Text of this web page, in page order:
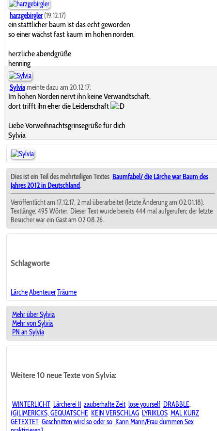
harzgebirgler(19.12.17)
ein stattlicher baum ist das echt geworden
so einer wächst fast kaum im hohen norden.
herzliche abendgrüße
henning
Sylviameinte dazu am 20.12.17:
Im hohen Norden nervt ihn keine Verwandtschaft,
dort trifft ihn eher die Leidenschaft
Liebe Vorweihnachtsgrinsegrüße für dich
Sylvia
Dies ist ein Teil des mehrteiligen Textes Baumfabel/ die Lärche war Baum des
Jahres 2012 in Deutschland.
Veröffentlicht am 17.12.17, 2 mal überarbeitet (letzte Änderung am 02.01.18).
Textlänge: 495 Wörter. Dieser Text wurde bereits 444 mal aufgerufen; der letzte
Besucher war ein Gast am 02.08.26.
Schlagworte
LärcheAbenteuerTräume
Mehr über Sylvia
Mehr von Sylvia
PN an Sylvia
Weitere 10 neue Texte von Sylvia:
WINTERLICHT Lärcherei II zauberhafte Zeit lose yourself DRABBLE,
(G)LIMERICKS, GEQUATSCHE KEIN VERSCHLAG LYRIKLOS MAL KURZ
GETEXTET Geschnitten wird so oder so Kann Mann/Frau dummen Sex